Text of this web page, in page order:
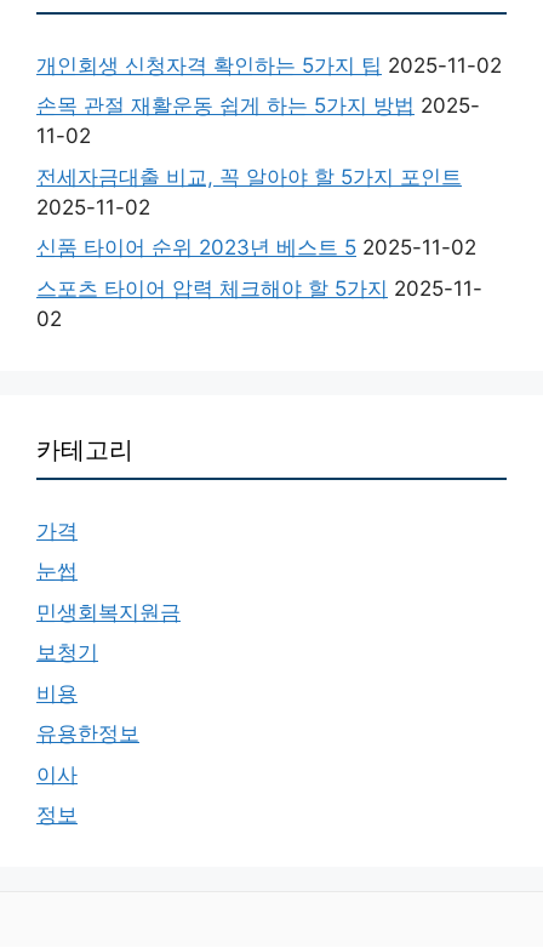
개인회생 신청자격 확인하는 5가지 팁 2025-11-02
손목 관절 재활운동 쉽게 하는 5가지 방법 2025-
11-02
전세자금대출 비교, 꼭 알아야 할 5가지 포인트
2025-11-02
신품 타이어 순위 2023년 베스트 5 2025-11-02
스포츠 타이어 압력 체크해야 할 5가지 2025-11-
02
카테고리
가격
눈썹
민생회복지원금
보청기
비용
유용한정보
이사
정보